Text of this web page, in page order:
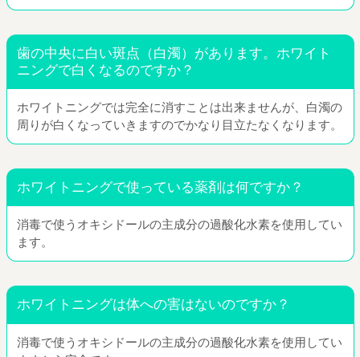
歯の中央に白い斑点（白濁）があります。ホワイト
ニングで白くなるのですか？
ホワイトニングでは完全に消すことは出来ませんが、白濁の
周りが白くなっていきますのでかなり目立たなくなります。
ホワイトニングで使っている薬剤は何ですか？
消毒で使うオキシドールの主成分の過酸化水素を使用してい
ます。
ホワイトニングは体への害はないのですか？
消毒で使うオキシドールの主成分の過酸化水素を使用してい